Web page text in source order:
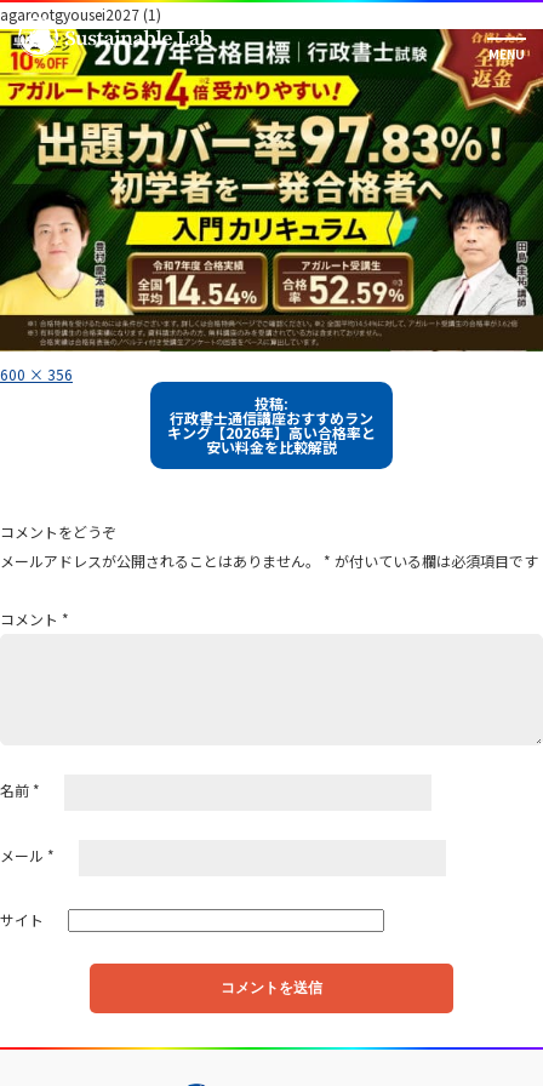
agarootgyousei2027 (1)
フ
ル
600 × 356
ー
シ
ン
投稿:
行政書士通信講座おすすめラン
キング【2026年】高い合格率と
安い料金を比較解説
コメントをどうぞ
メールアドレスが公開されることはありません。
* が付いている欄は必須項目です
コメント *
名前 *
メール *
サイト